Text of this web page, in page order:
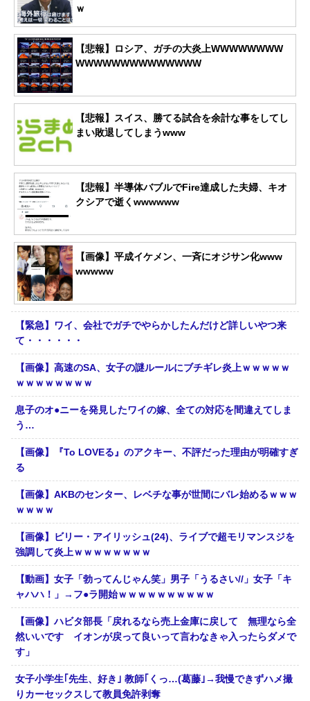
ｗ
【悲報】ロシア、ガチの大炎上WWWWWWWW
WWWWWWWWWWWWWW
【悲報】スイス、勝てる試合を余計な事をしてし
まい敗退してしまうwww
【悲報】半導体バブルでFire達成した夫婦、キオ
クシアで逝くwwwwww
【画像】平成イケメン、一斉にオジサン化www
wwwww
【緊急】ワイ、会社でガチでやらかしたんだけど詳しいやつ来
て・・・・・・
【画像】高速のSA、女子の謎ルールにブチギレ炎上ｗｗｗｗｗ
ｗｗｗｗｗｗｗｗ
息子のオ●ニーを発見したワイの嫁、全ての対応を間違えてしま
う…
【画像】『To LOVEる』のアクキー、不評だった理由が明確すぎ
る
【画像】AKBのセンター、レベチな事が世間にバレ始めるｗｗｗ
ｗｗｗｗ
【画像】ビリー・アイリッシュ(24)、ライブで超モリマンスジを
強調して炎上ｗｗｗｗｗｗｗｗ
【動画】女子「勃ってんじゃん笑」男子「うるさい//」女子「キ
ャハハ！」→フ●ラ開始ｗｗｗｗｗｗｗｗｗｗ
【画像】ハビタ部長「戻れるなら売上金庫に戻して 無理なら全
然いいです イオンが戻って良いって言わなきゃ入ったらダメで
す」
女子小学生｢先生、好き｣ 教師｢くっ…(葛藤｣→我慢できずハメ撮
りカーセックスして教員免許剥奪